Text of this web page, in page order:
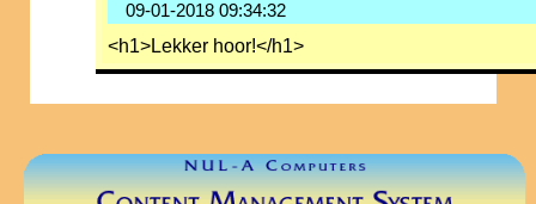
09-01-2018 09:34:32
<h1>Lekker hoor!</h1>